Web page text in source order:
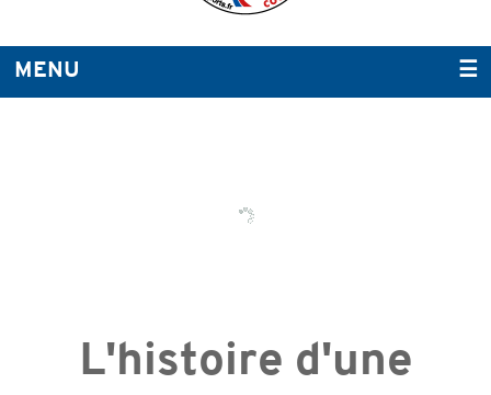
MENU ☰
L'histoire d'une